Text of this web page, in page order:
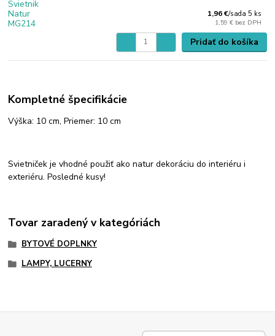
1,96 €/sada 5 ks
1,59 € bez DPH
Pridať do košíka
Kompletné špecifikácie
Výška: 10 cm, Priemer: 10 cm
Svietniček je vhodné použiť ako natur dekoráciu do interiéru i
exteriéru. Posledné kusy!
Tovar zaradený v kategóriách
BYTOVÉ DOPLNKY
LAMPY, LUCERNY